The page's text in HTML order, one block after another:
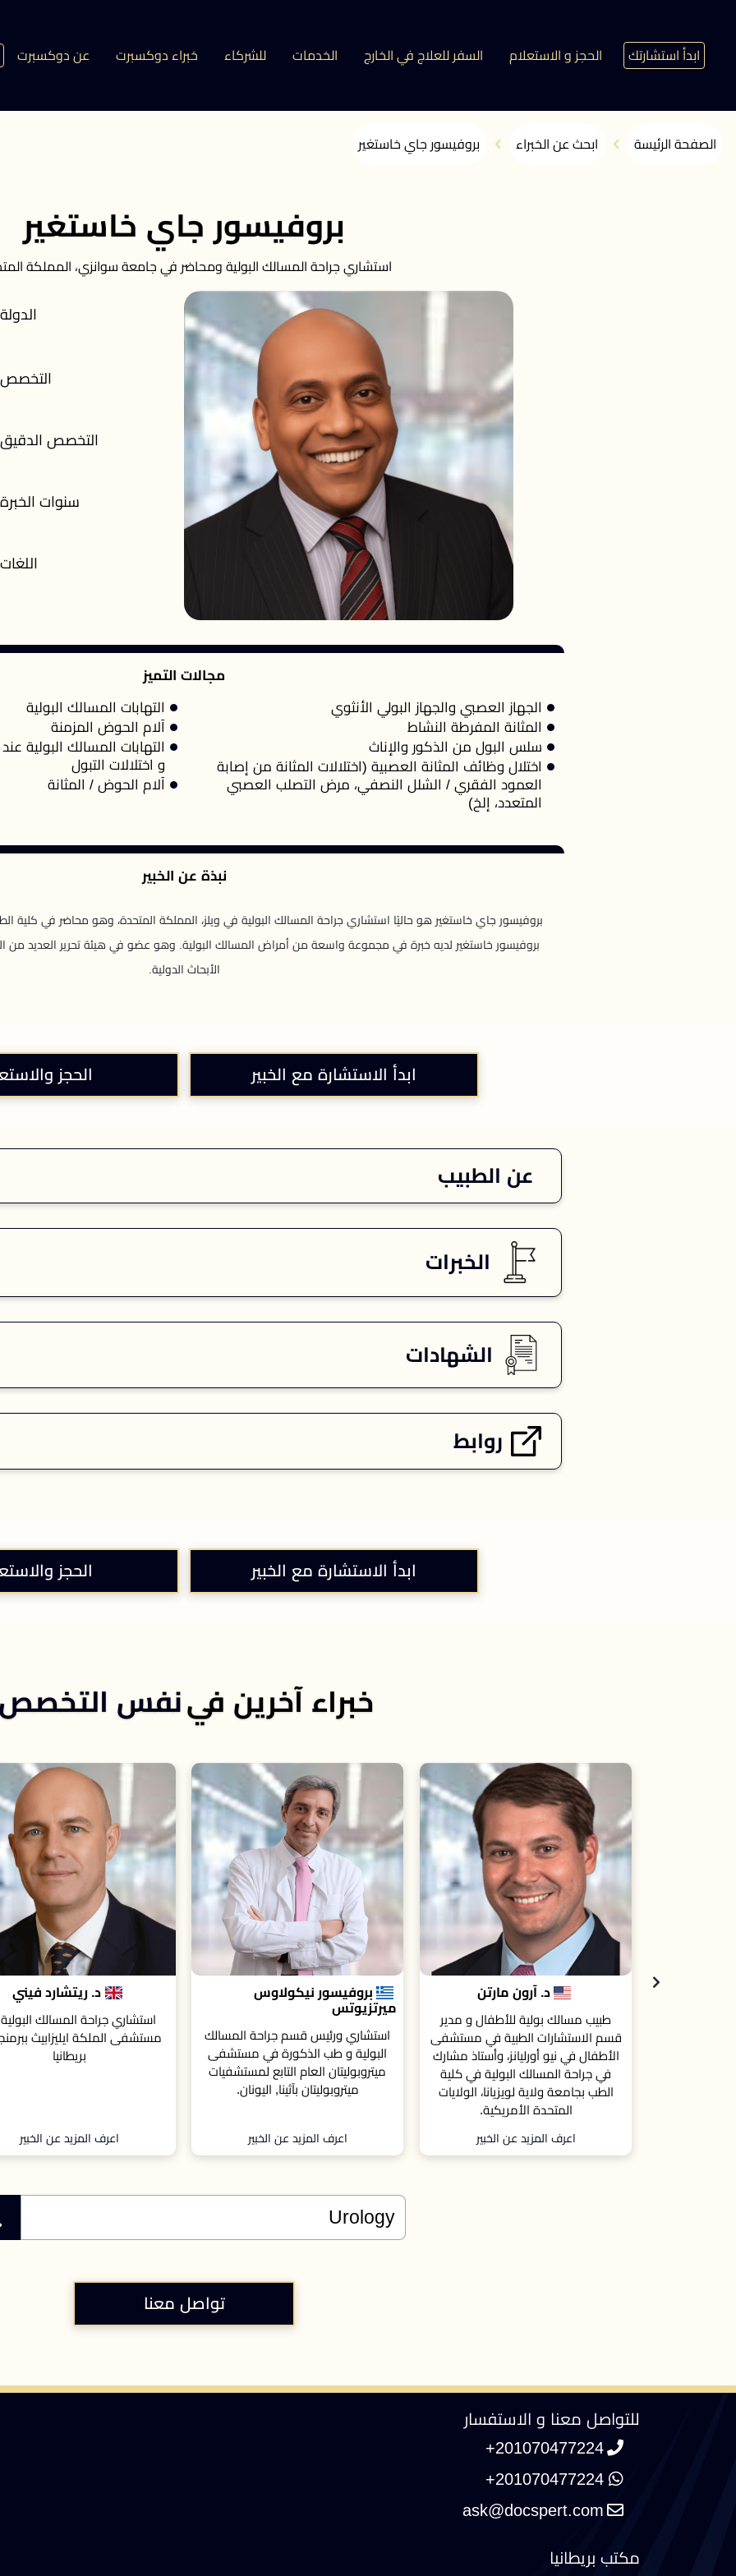
عن دوكسبرت خبراء دوكسبرت للشركاء الخدمات السفر للعلاج في الخارج الحجز و الاستعلام ابدأ استشارتك
الصفحة الرئيسة ابحث عن الخبراء بروفيسور جاي خاستغير
بروفيسور جاي خاستغير
استشاري جراحة المسالك البولية ومحاضر في جامعة سوانزي، المملكة
الدولة
التخصص
التخصص الدقيق
سنوات الخبرة
اللغات
مجالات التميز
الجهاز العصبي والجهاز البولي الأنثوي
المثانة المفرطة النشاط
سلس البول من الذكور والإناث
اختلال وظائف المثانة العصبية (اختلالات المثانة من إصابة
العمود الفقري / الشلل النصفي، مرض التصلب العصبي
المتعدد، إلخ)
التهابات المسالك البولية
آلام الحوض المزمنة
التهابات المسالك البولية
و اختلالات التبول
آلام الحوض / المثانة
نبذة عن الخبير
بروفيسور جاي خاستغير هو حاليًا استشاري جراحة المسالك البولية في ويلز، المملكة المتحدة، وهو محاضر في كلية
بروفيسور خاستغير لديه خبرة في مجموعة واسعة من أمراض المسالك البولية. وهو عضو في هيئة تحرير العديد من
الأبحاث الدولية.
ابدأ الاستشارة مع الخبير الحجز
عن الطبيب
الخبرات
الشهادات
روابط
ابدأ الاستشارة مع الخبير الحجز
خبراء آخرين في نفس التخصص
بروفيسور نيكولاوس
استشاري ورئيس قسم جراحة المسالك
البولية و طب الذكورة في مستشفى
ميتروبوليتان العام التابع لمستشفيات
ميتروبوليتان بآثينا, اليونان.
اعرف المزيد عن الخبير
د. ريتشارد فيني
استشاري جراحة المسالك البولية في
مستشفى الملكة ايليزابيث ببرمنجهام،
بريطانيا
اعرف المزيد عن الخبير
الدكتور ليف إلترمان
رئيس قسم جراحة المسالك
مستشفى فايس التذكاري
مساعد سابق في جراحة المسالك
اعرف المزيد عن الخبير
تواصل معنا
للتواصل معنا و الاستفسار
+201070477224
+201070477224
مكتب بريطانيا